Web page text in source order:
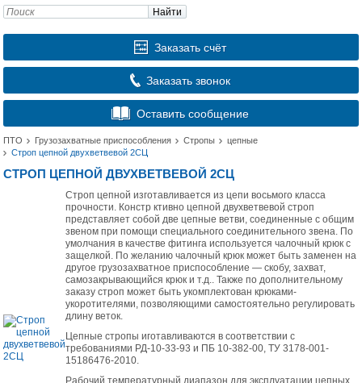
Найти
Заказать счёт
Заказать звонок
Оставить сообщение
ПТО Грузозахватные приспособления Стропы
цепные
Строп цепной двухветвевой 2СЦ
СТРОП ЦЕПНОЙ ДВУХВЕТВЕВОЙ 2СЦ
Строп цепной изготавливается из цепи восьмого класса
прочности. Констр ктивно цепной двухветвевой строп
представляет собой две цепные ветви, соединенные с общим
звеном при помощи специального соединительного звена. По
умолчания в качестве фитинга используется чалочный крюк с
защелкой. По желанию чалочный крюк может быть заменен на
другое грузозахватное приспособление — скобу, захват,
самозакрывающийся крюк и т.д.. Также по дополнительному
заказу строп может быть укомплектован крюками-
укоротителями, позволяющими самостоятельно регулировать
длину веток.
Цепные стропы иготавливаются в соответствии с
требованиями РД-10-33-93 и ПБ 10-382-00, ТУ 3178-001-
15186476-2010.
Рабочий температурный диапазон для эксплуатации цепных